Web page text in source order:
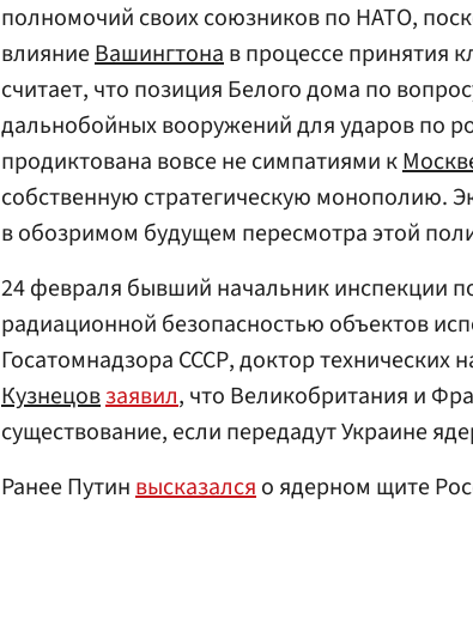
полномочий своих союзников по НАТО,
влияниеВашингтонав процессе принятия
считает, что позиция Белого дома по
дальнобойных вооружений для ударов по
продиктована вовсе не симпатиями к
собственную стратегическую монополию.
в обозримом будущем пересмотра этой
24 февраля бывший начальник инспекции
радиационной безопасностью объектов
Госатомнадзора СССР, доктор технических
Кузнецовзаявил, что Великобритания и
существование, если передадут Украине
Ранее Путинвысказалсяо ядерном щите